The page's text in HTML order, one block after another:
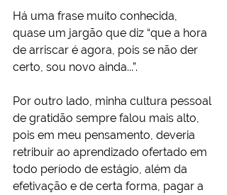
Há uma frase muito conhecida,
quase um jargão que diz “que a hora
de arriscar é agora, pois se não der
certo, sou novo ainda...”.
Por outro lado, minha cultura pessoal
de gratidão sempre falou mais alto,
pois em meu pensamento, deveria
retribuir ao aprendizado ofertado em
todo período de estágio, além da
efetivação e de certa forma, pagar a